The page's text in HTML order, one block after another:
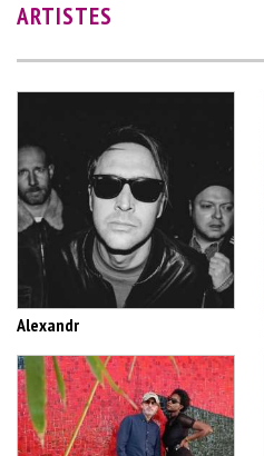
ARTISTES
Alexandr